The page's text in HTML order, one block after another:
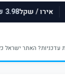
אירו / שקל3.98 ₪